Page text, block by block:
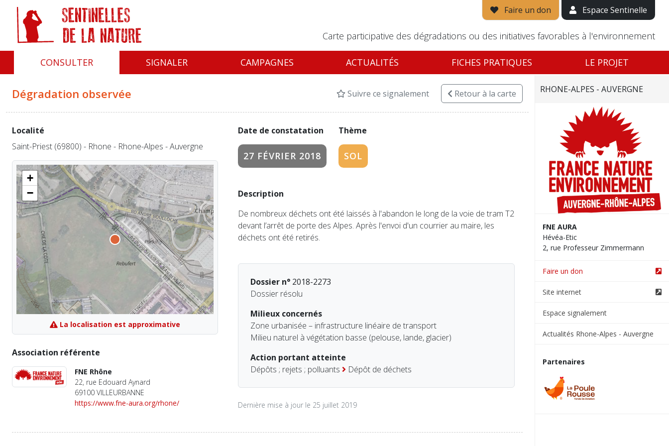
Faire un don Espace Sentinelle
Carte participative des dégradations ou des initiatives favorables à l'environnement
CONSULTER SIGNALER CAMPAGNES ACTUALITÉS FICHES PRATIQUES LE PROJET
Dégradation observée Suivre ce signalement Retourà la carte
Date de constatation
27 FÉVRIER 2018
Thème
SOL
Description
De nombreux déchets ont été laissés à l'abandon le long de la voie de tram T2
devant l’arrêt de porte des Alpes. Après l'envoi d'un courrier au maire, les
déchets ont été retirés.
Dossier n°2018-2273
Dossier résolu
Milieux concernés
Zone urbanisée – infrastructure linéaire de transport
Milieu naturel à végétation basse (pelouse, lande, glacier)
Action portant atteinte
Dépôts ; rejets ; polluants
Dépôt de déchets
Dernière mise à jour le 25 juillet 2019
Localité
Saint-Priest (69800) - Rhone - Rhone-Alpes - Auvergne
+
−
La localisation est approximative
Association référente
FNE Rhône
22, rue Edouard Aynard
69100 VILLEURBANNE
https://www.fne-aura.org/rhone/
RHONE-ALPES - AUVERGNE
FNE AURA
Hévéa-Etic
2, rue Professeur Zimmermann
Faire un don
Site internet
Espace signalement
Actualités Rhone-Alpes - Auvergne
Partenaires
Panneau de gestion des cookies